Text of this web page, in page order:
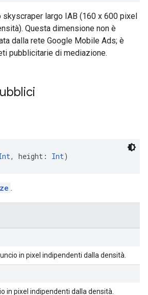
skyscraper largo IAB (160 x 600 pixel
Questa dimensione non è
dalla rete Google Mobile Ads; è
pubblicitarie di mediazione.
, height: Int)
.
in pixel indipendenti dalla densità.
in pixel indipendenti dalla densità.